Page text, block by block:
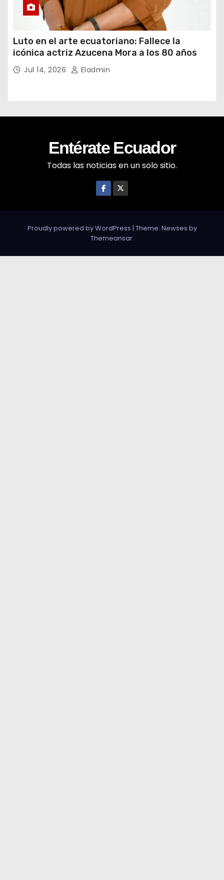
Luto en el arte ecuatoriano: Fallece la
icónica actriz Azucena Mora a los 80 años
Jul 14, 2026 Eladmin
Entérate Ecuador
Todas las noticias en un solo sitio.
Proudly powered by WordPress | Theme: Newses by
Themeansar.